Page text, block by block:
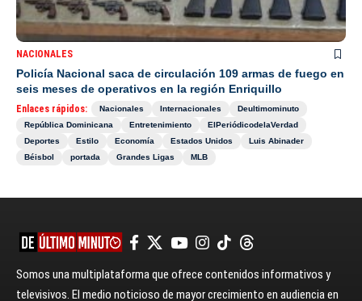
NACIONALES
Policía Nacional saca de circulación 109 armas de fuego en
seis meses de operativos en la región Enriquillo
Enlaces rápidos: Nacionales Internacionales
Deultimominuto
República Dominicana
Entretenimiento
ElPeriódicodelaVerdad
Deportes
Estilo Economía Estados Unidos
Luis Abinader
Béisbol
portada Grandes Ligas MLB
Somos una multiplataforma que ofrece contenidos informativos y
televisivos. El medio noticioso de mayor crecimiento en audiencia en